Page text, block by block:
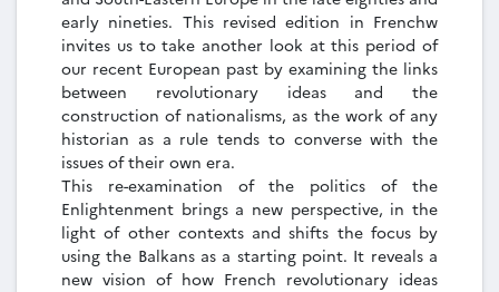
early nineties. This revised edition in Frenchw
invites us to take another look at this period of
our recent European past by examining the links
between revolutionary ideas and the
construction of nationalisms, as the work of any
historian as a rule tends to converse with the
issues of their own era.
This re-examination of the politics of the
Enlightenment brings a new perspective, in the
light of other contexts and shifts the focus by
using the Balkans as a starting point. It reveals a
new vision of how French revolutionary ideas